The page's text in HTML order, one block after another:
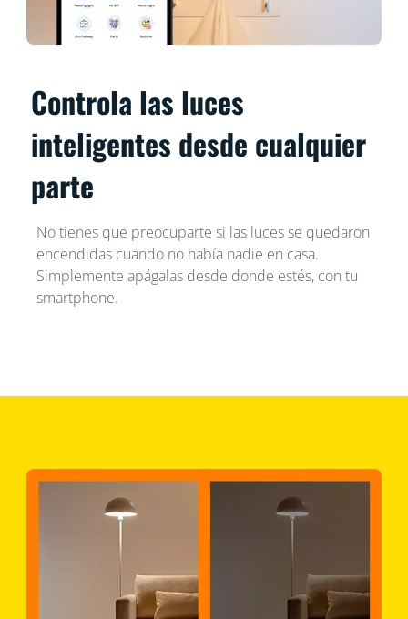
Controla las luces
inteligentes desde cualquier
parte
No tienes que preocuparte si las luces se quedaron
encendidas cuando no había nadie en casa.
Simplemente apágalas desde donde estés, con tu
smartphone.